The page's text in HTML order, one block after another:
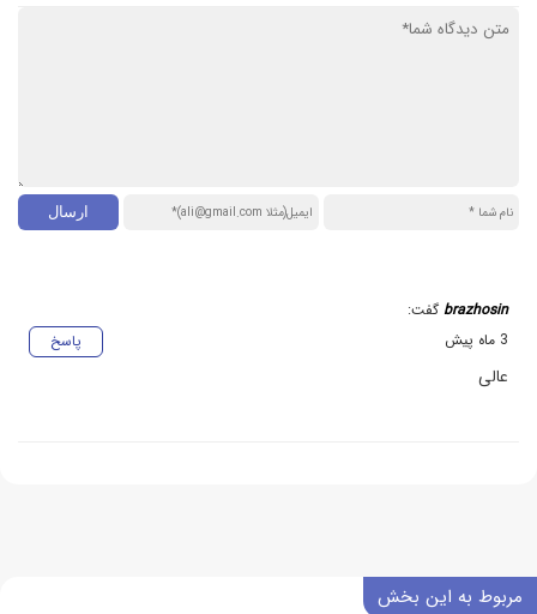
brazhosin گفت:
پاسخ
3 ماه پیش
عالی
مربوط به این بخش